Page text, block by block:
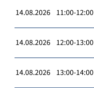
14.08.2026 11:00-12:00
14.08.2026 12:00-13:00
14.08.2026 13:00-14:00